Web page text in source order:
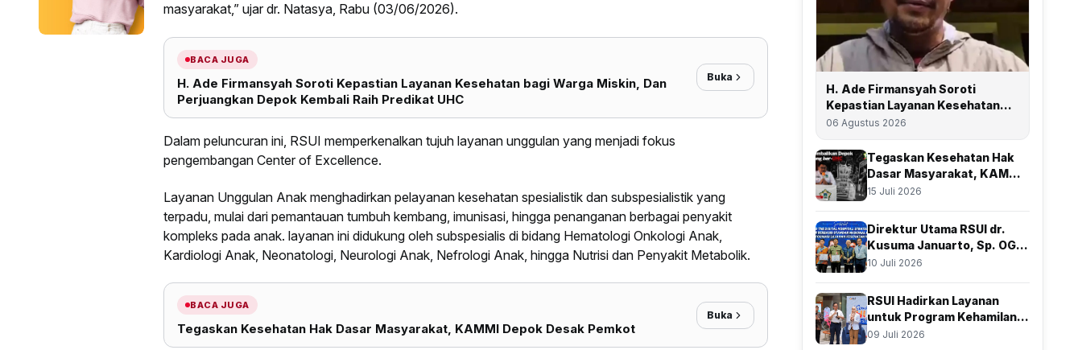
masyarakat,” ujar dr. Natasya, Rabu (03/06/2026).
BACA JUGA
H. Ade Firmansyah Soroti Kepastian Layanan Kesehatan bagi Warga Miskin, Dan
Perjuangkan Depok Kembali Raih Predikat UHC
Buka
Dalam peluncuran ini, RSUI memperkenalkan tujuh layanan unggulan yang menjadi fokus
pengembangan Center of Excellence.
Layanan Unggulan Anak menghadirkan pelayanan kesehatan spesialistik dan subspesialistik yang
terpadu, mulai dari pemantauan tumbuh kembang, imunisasi, hingga penanganan berbagai penyakit
kompleks pada anak. layanan ini didukung oleh subspesialis di bidang Hematologi Onkologi Anak,
Kardiologi Anak, Neonatologi, Neurologi Anak, Nefrologi Anak, hingga Nutrisi dan Penyakit Metabolik.
BACA JUGA
Tegaskan Kesehatan Hak Dasar Masyarakat, KAMMI Depok Desak Pemkot
Buka
H. Ade Firmansyah Soroti
Kepastian Layanan Kesehatan
bagi Warga Miskin, Dan
Predikat UHC
06 Agustus 2026
Tegaskan Kesehatan Hak
Dasar Masyarakat, KAMMI
Depok Desak Pemkot
15 Juli 2026
Direktur Utama RSUI dr.
Kusuma Januarto, Sp. OG.,
Subsp.Obginsos., Beri
Bersama BSSN
10 Juli 2026
RSUI Hadirkan Layanan
untuk Program Kehamilan,
Resmikan Klinik Inseminasi
09 Juli 2026